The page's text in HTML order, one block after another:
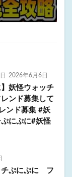
2026年6月6日
】妖怪ウォッチ
ンド募集して
ンド募集 #妖
にぷに#妖怪
チぷにぷに フ